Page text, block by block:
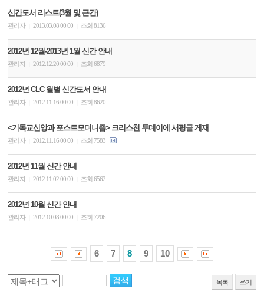
신간도서 리스트(3월 및 근간)
관리자 2013.03.08 00:00 조회 8136
2012년 12월-2013년 1월 신간 안내
관리자 2012.12.20 00:00 조회 6879
2012년 CLC 월별 신간도서 안내
관리자 2012.11.16 00:00 조회 8620
<기독교신앙과 포스트모더니즘> 크리스천 투데이에 서평글 게재
관리자 2012.11.16 00:00 조회 7583
2012년 11월 신간 안내
관리자 2012.11.02 00:00 조회 6562
2012년 10월 신간 안내
관리자 2012.10.08 00:00 조회 7206
6 7 8 9 10
목록 쓰기